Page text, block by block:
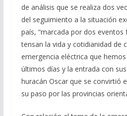
de análisis que se realiza dos
del seguimiento a la situación
país, “marcada por dos eventos
tensan la vida y cotidianidad de
emergencia eléctrica que
últimos días y la entrada con
huracán Oscar que se convirtió
su paso por las provincias